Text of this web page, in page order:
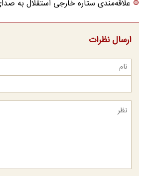
علاقه‌مندی ستاره خارجی استقلال به
ارسال نظرات